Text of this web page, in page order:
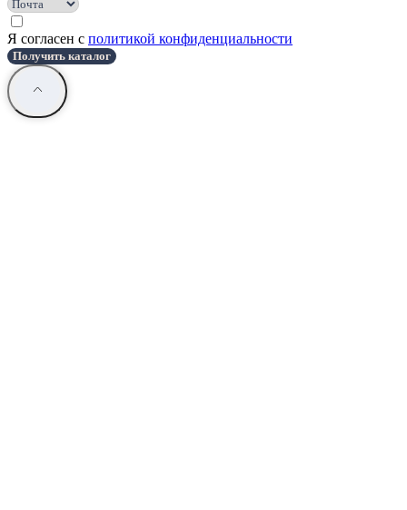
Я согласен с политикой конфиденциальности
Получить каталог